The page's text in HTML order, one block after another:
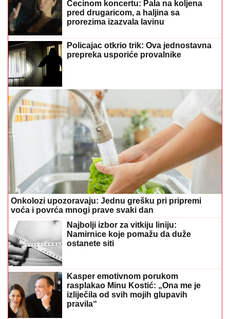
Policajac otkrio trik: Ova jednostavna
prepreka usporiće provalnike
Onkolozi upozoravaju: Jednu grešku pri pripremi
voća i povrća mnogi prave svaki dan
Najbolji izbor za vitkiju liniju:
Namirnice koje pomažu da duže
ostanete siti
izliječila od svih mojih glupavih
pravila“